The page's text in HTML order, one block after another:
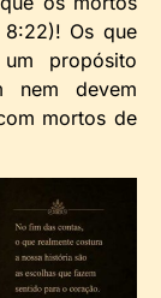
8:22)! Os que
propósito
nem devem
mortos de